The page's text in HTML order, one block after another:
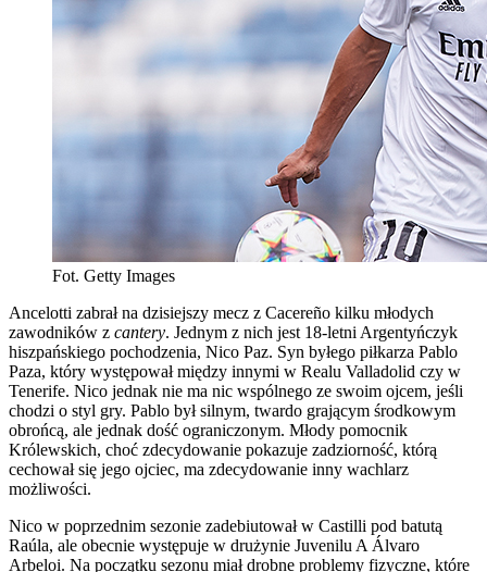
Fot. Getty Images
Ancelotti zabrał na dzisiejszy mecz z Cacereño kilku młodych
zawodników z cantery. Jednym z nich jest 18-letni Argentyńczyk
hiszpańskiego pochodzenia, Nico Paz. Syn byłego piłkarza Pablo
Paza, który występował między innymi w Realu Valladolid czy w
Tenerife. Nico jednak nie ma nic wspólnego ze swoim ojcem, jeśli
chodzi o styl gry. Pablo był silnym, twardo grającym środkowym
obrońcą, ale jednak dość ograniczonym. Młody pomocnik
Królewskich, choć zdecydowanie pokazuje zadziorność, którą
cechował się jego ojciec, ma zdecydowanie inny wachlarz
możliwości.
Nico w poprzednim sezonie zadebiutował w Castilli pod batutą
Raúla, ale obecnie występuje w drużynie Juvenilu A Álvaro
Arbeloi. Na początku sezonu miał drobne problemy fizyczne, które